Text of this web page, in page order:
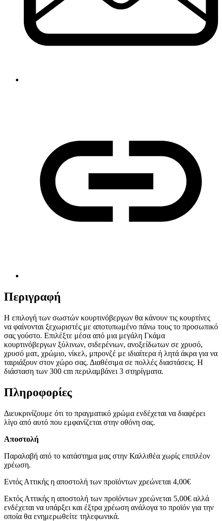
Περιγραφή
Η επιλογή των σωστών κουρτινόβεργων θα κάνουν τις κουρτίνες
να φαίνονται ξεχωριστές με αποτυπωμένο πάνω τους το προσωπικό
σας γούστο. Επιλέξτε μέσα από μια μεγάλη Γκάμα
κουρτινόβεργων ξύλινων, σιδερένιων, ανοξείδωτων σε χρυσό,
χρυσό ματ, χρώμιο, νίκελ, μπρονζέ με ιδιαίτερα ή λητά άκρα για να
ταιριάξουν στον χώρο σας. Διαθέσιμα σε πολλές διαστάσεις. Η
διάσταση των 300 cm περιλαμβάνει 3 στηρίγματα.
Πληροφορίες
Διευκρινίζουμε ότι το πραγματικό χρώμα ενδέχεται να διαφέρει
λίγο από αυτό που εμφανίζεται στην οθόνη σας.
Αποστολή
Παραλαβή από το κατάστημα μας στην Καλλιθέα χωρίς επιπλέον
χρέωση.
Εντός Αττικής η αποστολή των προϊόντων χρεώνεται 4,00€
Εκτός Αττικής η αποστολή των προϊόντων χρεώνεται 5,00€ αλλά
ενδέχεται να υπάρξει και έξτρα χρέωση ανάλογα το προϊόν για την
οποία θα ενημερωθείτε τηλεφωνικά.